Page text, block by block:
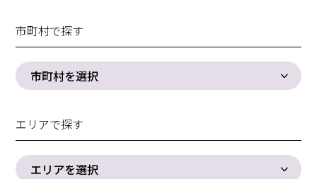
市町村で探す
市町村を選択
エリアで探す
エリアを選択